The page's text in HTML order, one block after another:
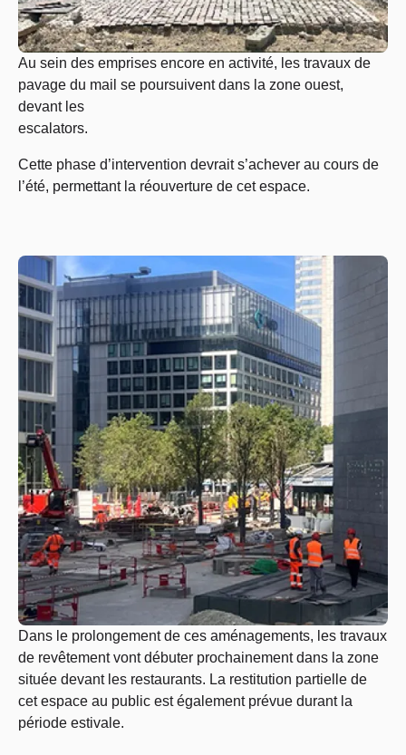
Au sein des emprises encore en activité, les travaux de
pavage du mail se poursuivent dans la zone ouest,
devant les
escalators.
Cette phase d’intervention devrait s’achever au cours de
l’été, permettant la réouverture de cet espace.
Dans le prolongement de ces aménagements, les travaux
de revêtement vont débuter prochainement dans la zone
située devant les restaurants. La restitution partielle de
cet espace au public est également prévue durant la
période estivale.